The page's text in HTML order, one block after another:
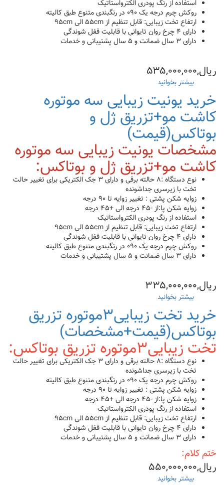
استفاده از رنگ پودری الکترواستاتیک
روکش چرم درجه یک ۰۹۰ در رنگبندی متنوع طبق کالیته
ارتفاع تخت زیبایی: قابل تنظیم از ۵۵cm الی ۹۵cm
دارای ۴ چرخ روان تایوانی با قابلیت قفل شوندگی
دارای ۳ سال ضمانت و ۵ سال پشتیبانی و خدمات
ریال,۵۳۵,۰۰۰,۰۰۰
بیشتر بخوانید
زیبایی۳موتوره
برقی
پوست،کاشت
مو،تزریق
ژل
بوتاکس(خرید+قیمت)
خرید یونیت زیبایی سه موتوره
کاشت مو+تزریق ژل و
بوتاکس(قیمت)
مشخصات یونیت زیبایی سه موتوره
کاشت مو+تزریق ژل و بوتاکس:
نوع دستگاه :۸ حالته برقی و دارای ۳ جک الکتریکی برای تغییر حالت
تخت با زیرسری جداشونده
زوایه شکن پشتی : تغییر زوایه تا ۹۰ درجه
زوایه شکن پا:از -۴۵ درجه الی +۴۵ درجه
استفاده از رنگ پودری الکترواستاتیک
ارتفاع تخت زیبایی: قابل تنظیم از ۵۵cm الی ۹۵cm
دارای ۴ چرخ روان تایوانی با قابلیت قفل شوندگی
روکش چرم درجه یک ۰۹۰ در رنگبندی متنوع طبق کالیته
دارای ۳ سال ضمانت و ۵ سال پشتیبانی و خدمات
ریال,۳۳۵,۰۰۰,۰۰۰
بیشتر بخوانید
یونیت
زیبایی
سه
موتوره
کاشت
مو+تزریق
ژل
و
بوتاکس(قیمت)
خرید تخت زیبایی۳موتوره تزریق
بوتاکس(قیمت+مشخصات)
تخت زیبایی۳موتوره تزریق بوتاکس:
نوع دستگاه :۸ حالته برقی و دارای ۳ جک الکتریکی برای تغییر حالت
تخت با زیرسری جداشونده
روکش چرم درجه یک ۰۹۰ در رنگبندی متنوع طبق کالیته
زوایه شکن پشتی : تغییر زوایه تا ۹۰ درجه
زوایه شکن پا:از -۴۵ درجه الی +۴۵ درجه
استفاده از رنگ پودری الکترواستاتیک
ارتفاع تخت زیبایی: قابل تنظیم از ۵۵cm الی ۹۵cm
دارای ۴ چرخ روان تایوانی با قابلیت قفل شوندگی
دارای ۳ سال ضمانت و ۵ سال پشتیبانی و خدمات
ختم کلام:
ریال,۵۵۰,۰۰۰,۰۰۰
بیشتر بخوانید